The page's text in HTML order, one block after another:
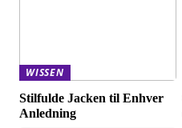
WISSEN
Stilfulde Jacken til Enhver
Anledning